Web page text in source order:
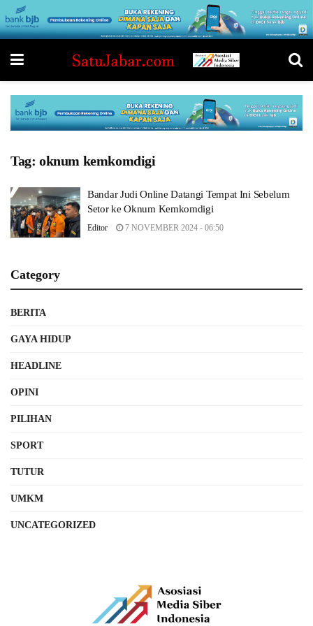
Tag: oknum kemkomdigi
Bandar Judi Online Datangi Tempat Ini Sebelum
Setor ke Oknum Kemkomdigi
Editor 7 NOVEMBER 2024 - 06:50
Category
BERITA
GAYA HIDUP
HEADLINE
OPINI
PILIHAN
SPORT
TUTUR
UMKM
UNCATEGORIZED